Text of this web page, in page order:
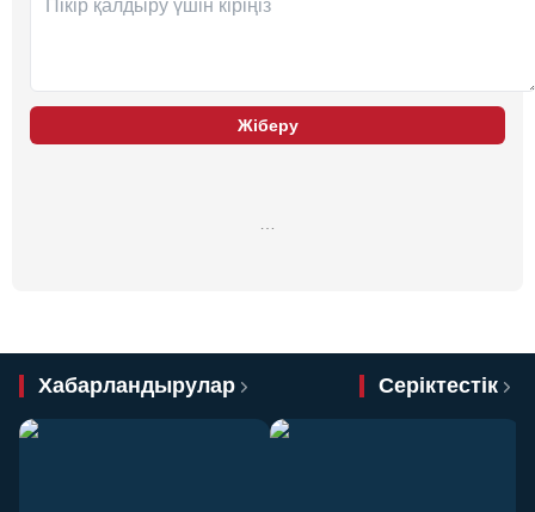
Жіберу
Хабарландырулар Серіктестік